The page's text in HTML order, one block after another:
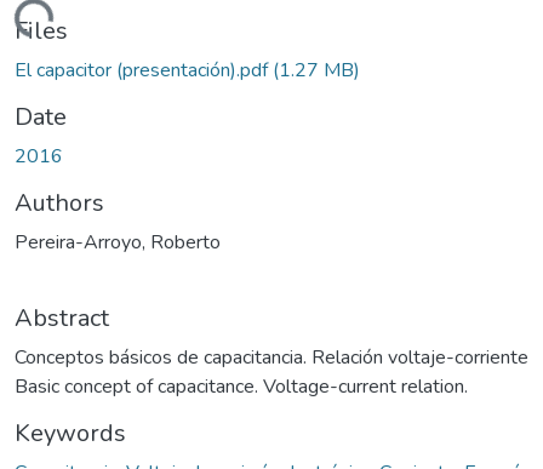
Loading...
Files
El capacitor (presentación).pdf(1.27 MB)
Date
2016
Authors
Pereira-Arroyo, Roberto
Abstract
Conceptos básicos de capacitancia. Relación voltaje-corriente
Basic concept of capacitance. Voltage-current relation.
Keywords